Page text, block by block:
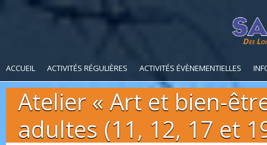
Des
ACCUEIL ACTIVITÉS RÉGULIÈRES ACTIVITÉS ÉVÈNEMENTIELLES
Atelier « Art et bien-
adultes (11, 12, 17 et